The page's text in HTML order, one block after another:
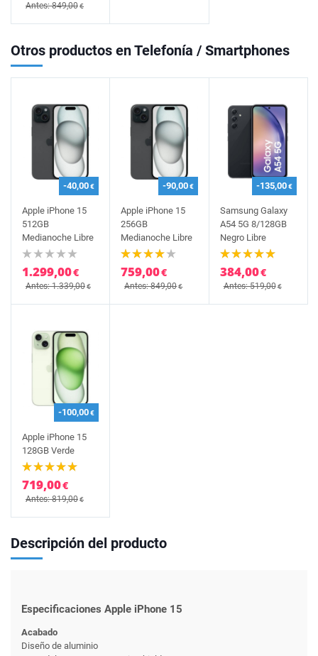
Antes: 849,00€
Otros productos en Telefonía / Smartphones
-40,00€
Apple iPhone 15
512GB
Medianoche Libre
1.299,00€
Antes: 1.339,00€
-90,00€
Apple iPhone 15
256GB
Medianoche Libre
759,00€
Antes: 849,00€
-135,00€
Samsung Galaxy
A54 5G 8/128GB
Negro Libre
384,00€
Antes: 519,00€
-100,00€
Apple iPhone 15
128GB Verde
719,00€
Antes: 819,00€
Descripción del producto
Especificaciones Apple iPhone 15
Acabado
Diseño de aluminio